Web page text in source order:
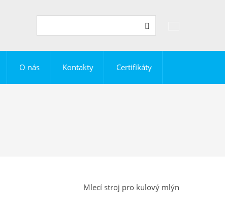
Hledat
O nás Kontakty Certifikáty
Mlecí stroj pro kulový mlýn